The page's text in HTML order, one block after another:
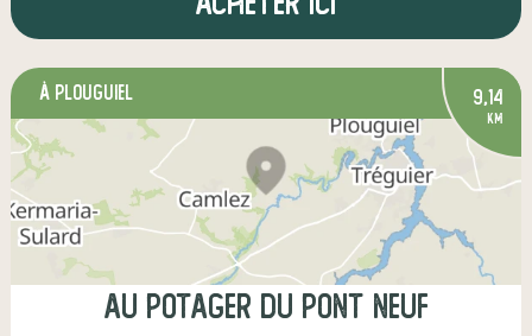
à Plouguiel 9,14
km
Au Potager Du Pont Neuf